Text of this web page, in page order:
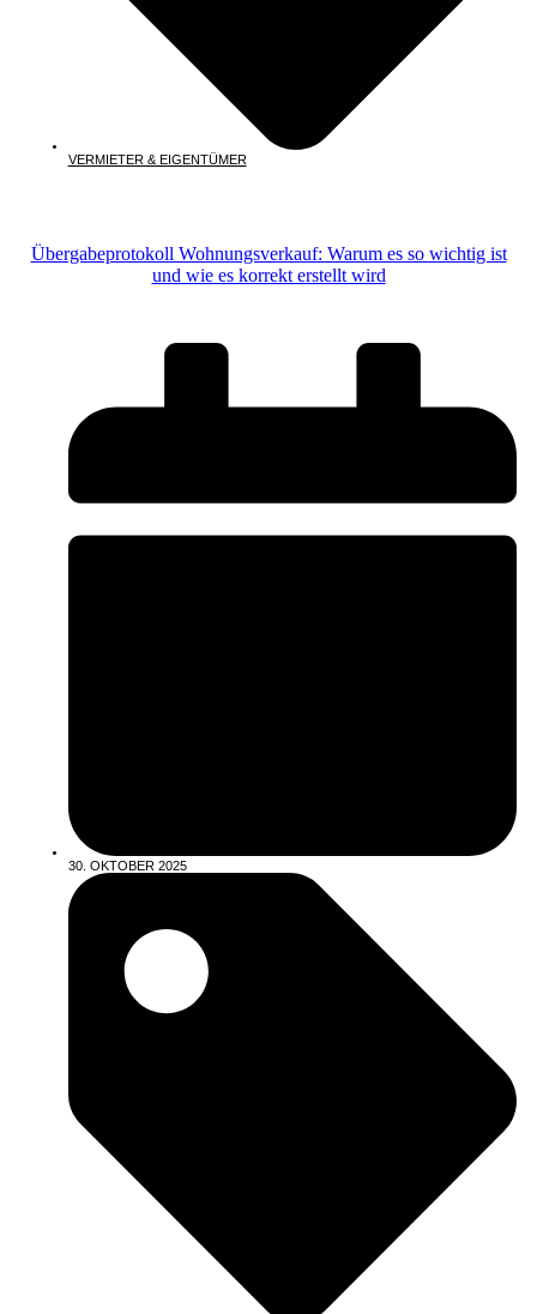
VERMIETER & EIGENTÜMER
Übergabeprotokoll Wohnungsverkauf: Warum es so wichtig ist
und wie es korrekt erstellt wird
30. OKTOBER 2025